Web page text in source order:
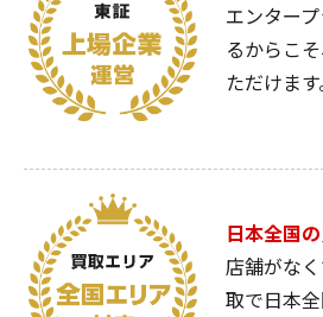
エンター
るからこ
ただけます
日本全国
店舗がな
取で日本